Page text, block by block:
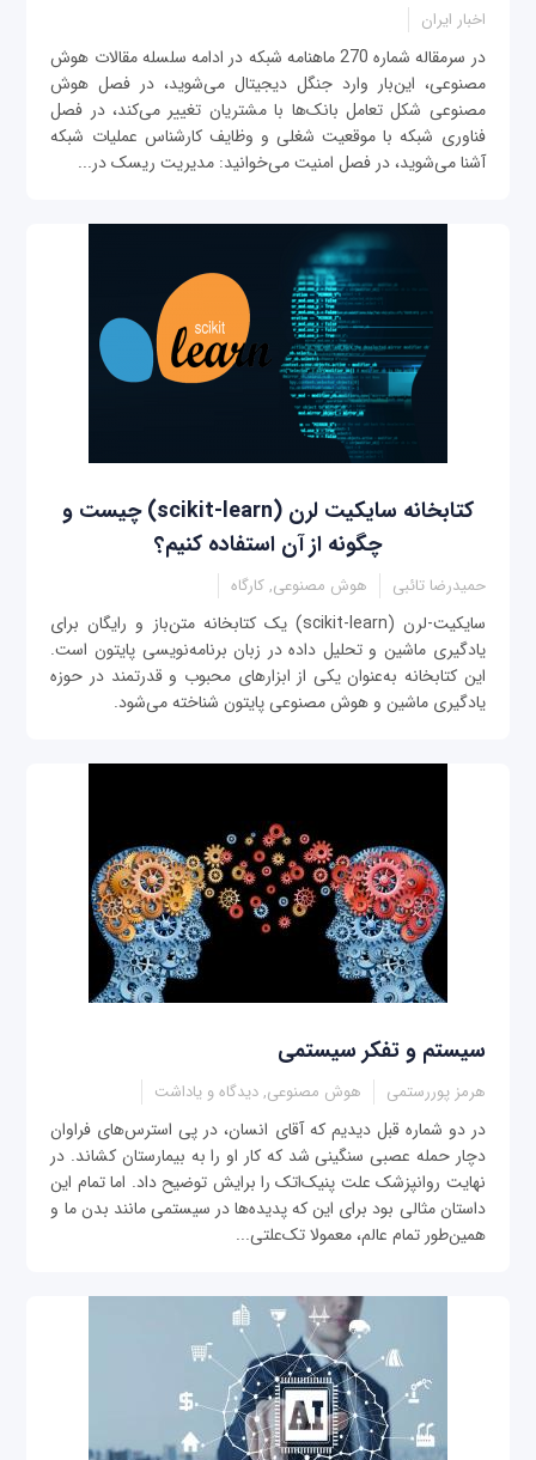
اخبار ایران
در سرمقاله شماره 270 ماهنامه شبکه در ادامه سلسله مقالات هوش
مصنوعی، این‌بار وارد جنگل دیجیتال می‌شوید، در فصل هوش
مصنوعی شکل تعامل بانک‌ها با مشتریان تغییر می‌کند، در فصل
فناوری شبکه با موقعیت شغلی و وظایف کارشناس عملیات شبکه
آشنا می‌شوید، در فصل امنیت می‌خوانید: مدیریت ریسک در...
کتابخانه سایکیت لرن (scikit-learn) چیست و
چگونه از آن استفاده کنیم؟
حمیدرضا تائبی هوش مصنوعی, کارگاه
سایکیت-لرن (scikit-learn) یک کتابخانه متن‌باز و رایگان برای
یادگیری ماشین و تحلیل داده در زبان برنامه‌نویسی پایتون است.
این کتابخانه به‌عنوان یکی از ابزارهای محبوب و قدرتمند در حوزه
یادگیری ماشین و هوش مصنوعی پایتون شناخته می‌شود.
سیستم و تفکر سیستمی
هرمز پوررستمی هوش مصنوعی, دیدگاه و یاداشت
در دو شماره قبل دیدیم که آقای انسان، در پی استرس‌های فراوان
دچار حمله عصبی سنگینی شد که کار او را به بیمارستان کشاند. در
نهایت روانپزشک علت پنیک‌اتک را برایش توضیح داد. اما تمام این
داستان مثالی بود برای این که پدیده‌ها در سیستمی مانند بدن ما و
همین‌طور تمام عالم، معمولا تک‌علتی...